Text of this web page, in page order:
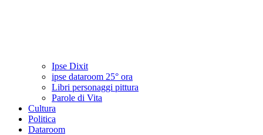
Ipse Dixit
ipse dataroom 25° ora
Libri personaggi pittura
Parole di Vita
Cultura
Politica
Dataroom